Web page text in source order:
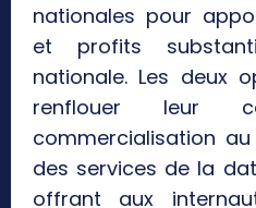
nationales pour
et profits
nationale. Les deux
renflouer leur
commercialisation
des services de la
offrant aux